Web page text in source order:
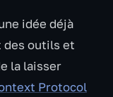
idée déjà
des outils et
la laisser
Protocol